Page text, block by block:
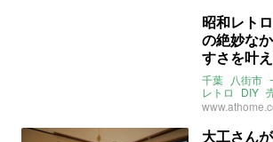
昭和レト
の絶妙な
すさを叶
葉県八街
件）
千葉 八街市
レトロ
DIY
大工さん